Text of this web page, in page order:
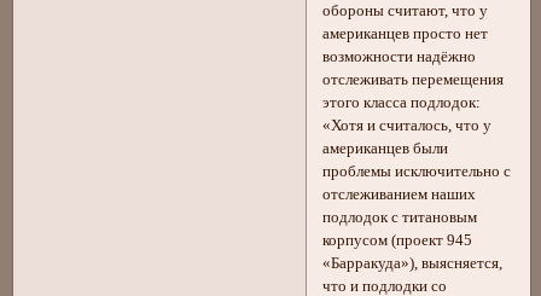
обороны считают, что у
американцев просто нет
возможности надёжно
отслеживать перемещения
этого класса подлодок:
«Хотя и считалось, что у
американцев были
проблемы исключительно с
отслеживанием наших
подлодок с титановым
корпусом (проект 945
«Барракуда»), выясняется,
что и подлодки со